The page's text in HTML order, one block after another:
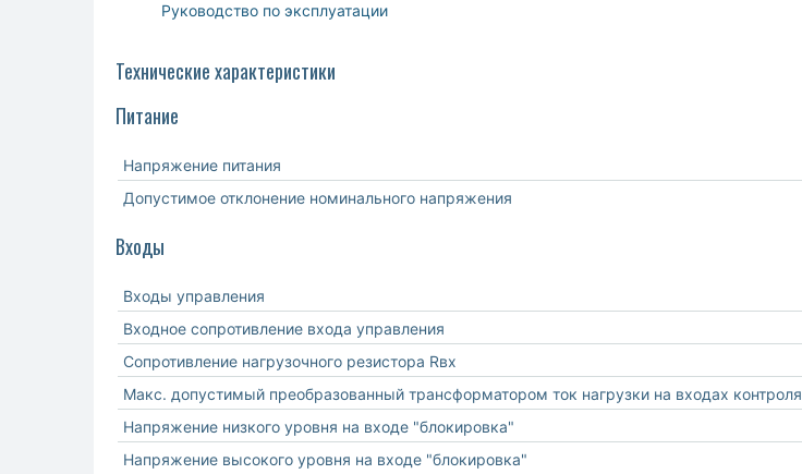
Руководство по эксплуатации
Технические характеристики
Питание
Напряжение питания
Допустимое отклонение номинального напряжения
Входы
Входы управления
Входное сопротивление входа управления
Сопротивление нагрузочного резистора Rвх
Макс. допустимый преобразованный трансформатором ток нагрузки на входах контроля
Напряжение низкого уровня на входе "блокировка"
Напряжение высокого уровня на входе "блокировка"